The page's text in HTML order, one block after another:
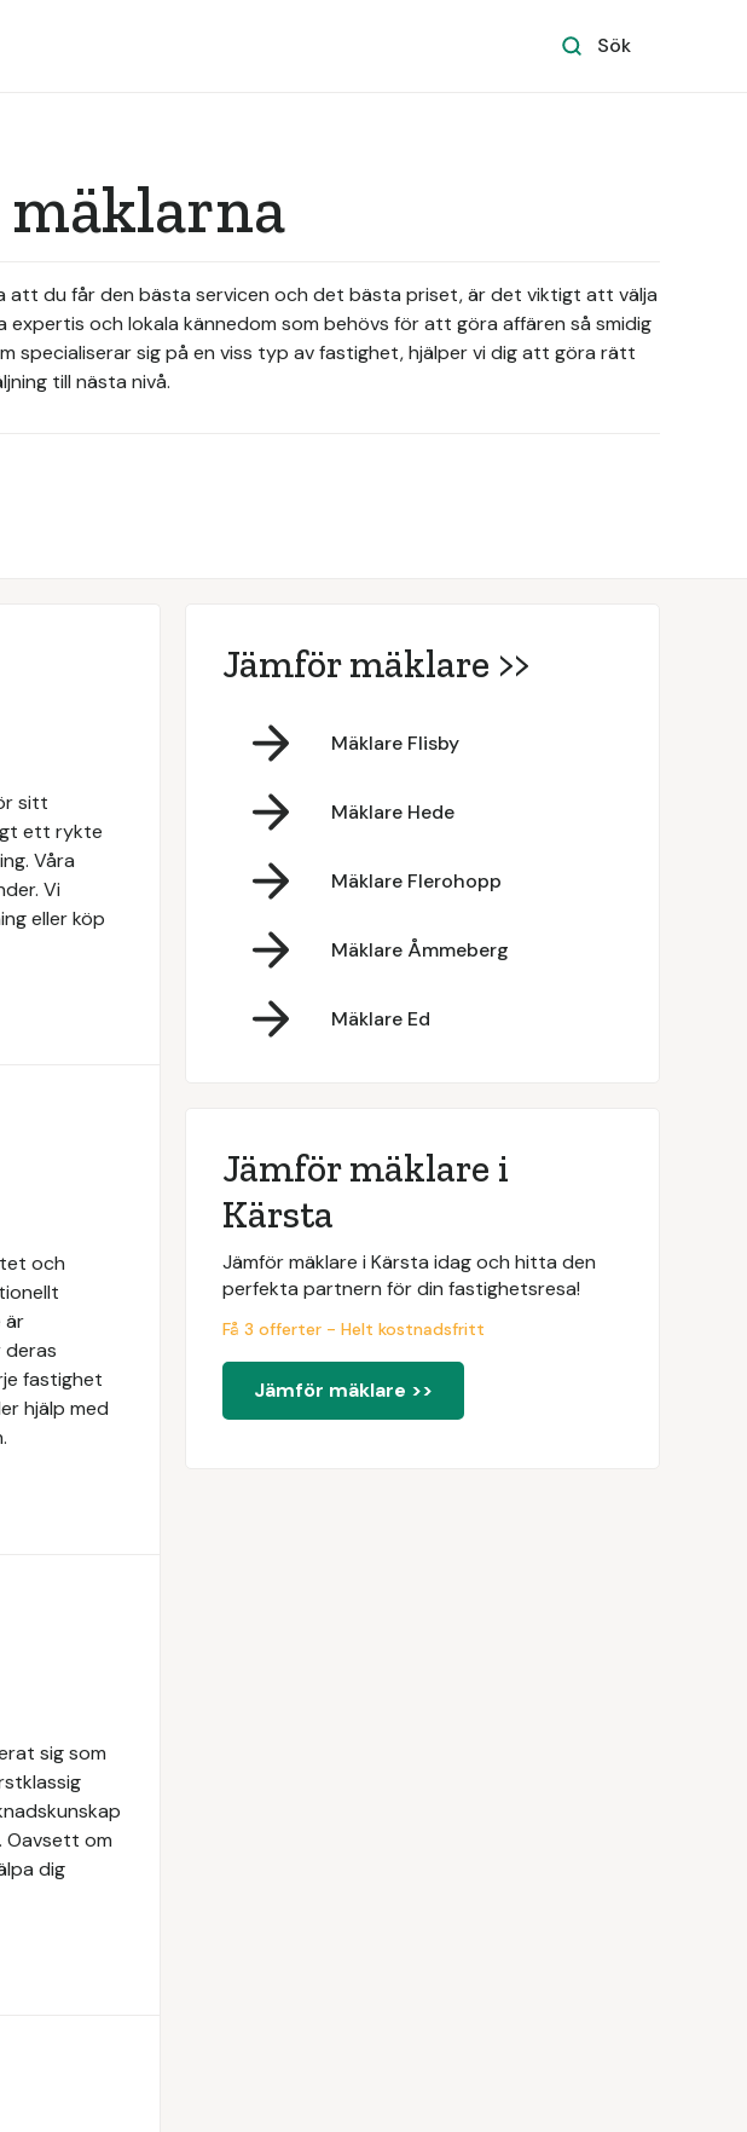
Sök
mäklarna
att du får den bästa servicen och det bästa priset, är det viktigt att välja
och lokala kännedom som behövs för att göra affären så smidig
specialiserar sig på en viss typ av fastighet, hjälper vi dig att göra rätt
till nästa nivå.
sitt
ett rykte
Våra
Vi
eller köp
och
är
deras
fastighet
hjälp med
sig som
Oavsett om
dig
Jämför mäklare >>
Mäklare Flisby
Mäklare Hede
Mäklare Flerohopp
Mäklare Åmmeberg
Mäklare Ed
Jämför mäklare i
Kärsta
Jämför mäklare i Kärsta idag och hitta den
perfekta partnern för din fastighetsresa!
Få 3 offerter - Helt kostnadsfritt
Jämför mäklare >>